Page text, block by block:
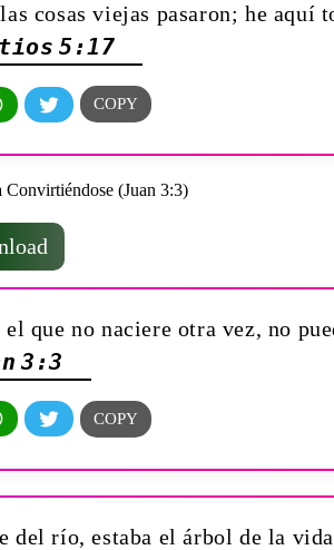
cosas viejas pasaron; he aquí
5:17
que no naciere otra vez, no
3:3
del río, estaba el árbol de la